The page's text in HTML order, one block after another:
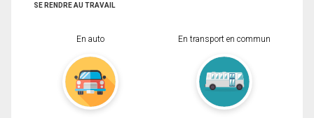
SE RENDRE AU TRAVAIL
En auto En transport en commun